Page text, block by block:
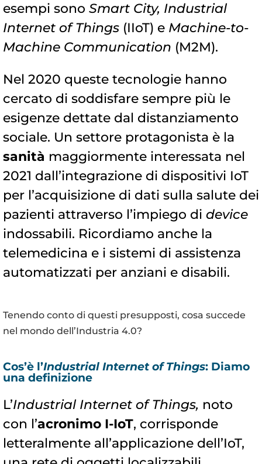
esempi sono Smart City, Industrial
Internet of Things (IIoT) e Machine-to-
Machine Communication (M2M).
Nel 2020 queste tecnologie hanno
cercato di soddisfare sempre più le
esigenze dettate dal distanziamento
sociale. Un settore protagonista è la
sanità maggiormente interessata nel
2021 dall’integrazione di dispositivi IoT
per l’acquisizione di dati sulla salute dei
pazienti attraverso l’impiego di device
indossabili. Ricordiamo anche la
telemedicina e i sistemi di assistenza
automatizzati per anziani e disabili.
Tenendo conto di questi presupposti, cosa succede
nel mondo dell’Industria 4.0?
Cos’è l’Industrial Internet of Things: Diamo
una definizione
L’Industrial Internet of Things, noto
con l’acronimo I-IoT, corrisponde
letteralmente all’applicazione dell’IoT,